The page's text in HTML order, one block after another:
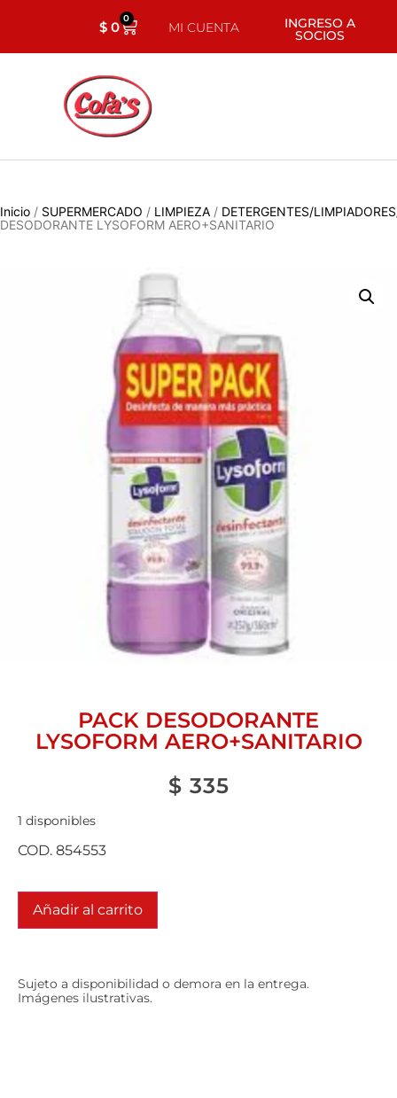
$0 0
MI CUENTA INGRESO A
SOCIOS
Inicio / SUPERMERCADO / LIMPIEZA / DETERGENTES/
DESODORANTE LYSOFORM AERO+SANITARIO
PACK DESODORANTE
LYSOFORM AERO+SANITARIO
$ 335
1 disponibles
COD. 854553
Añadir al carrito
Sujeto a disponibilidad o demora en la entrega.
Imágenes ilustrativas.